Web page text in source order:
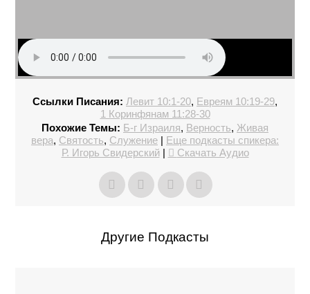
Ссылки Писания: Левит 10:1-20, Евреям 10:19-29,
1 Коринфянам 11:28-30
Похожие Темы: Б-г Израиля, Верность, Живая
вера, Святость, Служение | Еще подкасты спикера:
Р. Игорь Свидерский | Скачать Аудио
Другие Подкасты